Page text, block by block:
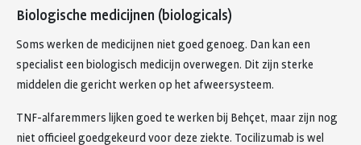
Biologische medicijnen (biologicals)
Soms werken de medicijnen niet goed genoeg. Dan kan een
specialist een biologisch medicijn overwegen. Dit zijn sterke
middelen die gericht werken op het afweersysteem.
TNF-alfaremmers lijken goed te werken bij Behçet, maar zijn nog
niet officieel goedgekeurd voor deze ziekte. Tocilizumab is wel